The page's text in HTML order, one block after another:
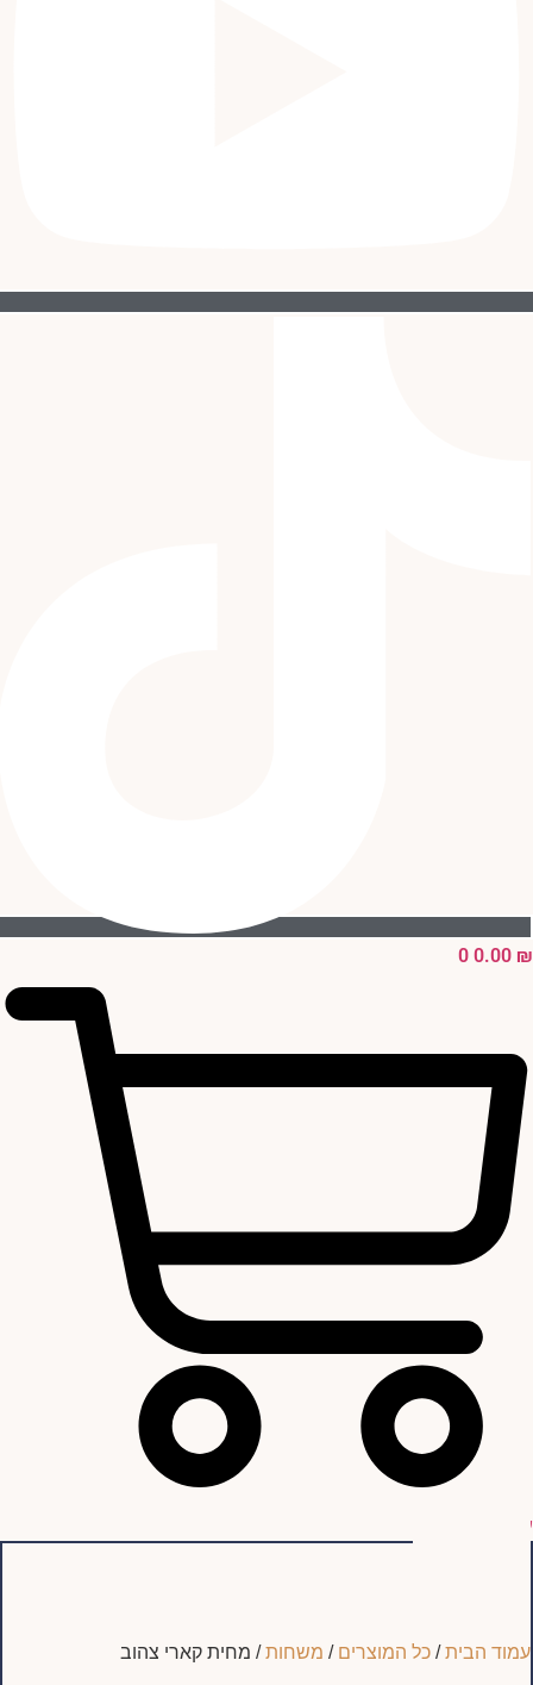
0.00 ₪
0
עגלת קניות
עמוד הבית / כל המוצרים / משחות / מחית קארי צהוב